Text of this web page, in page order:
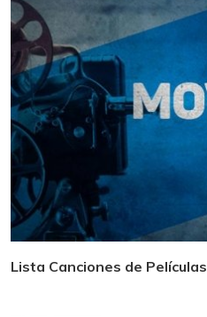
Lista Canciones de Películas